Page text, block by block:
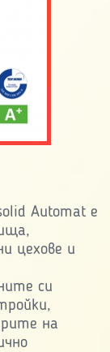
Automat е
цехове и
си
на